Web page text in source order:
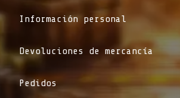
Información personal
Devoluciones de mercancía
Pedidos